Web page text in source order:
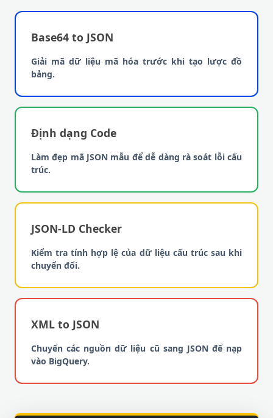
Base64 to JSON
Giải mã dữ liệu mã hóa trước khi tạo lược đồ
bảng.
Định dạng Code
Làm đẹp mã JSON mẫu để dễ dàng rà soát lỗi cấu
trúc.
JSON-LD Checker
Kiểm tra tính hợp lệ của dữ liệu cấu trúc sau khi
chuyển đổi.
XML to JSON
Chuyển các nguồn dữ liệu cũ sang JSON để nạp
vào BigQuery.